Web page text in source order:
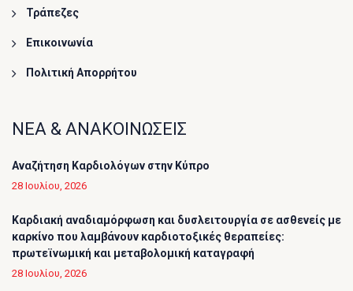
Τράπεζες
Επικοινωνία
Πολιτική Απορρήτου
ΝΕΑ & ΑΝΑΚΟΙΝΩΣΕΙΣ
Αναζήτηση Καρδιολόγων στην Κύπρο
28 Ιουλίου, 2026
Καρδιακή αναδιαμόρφωση και δυσλειτουργία σε ασθενείς με
καρκίνο που λαμβάνουν καρδιοτοξικές θεραπείες:
πρωτεϊνωμική και μεταβολομική καταγραφή
28 Ιουλίου, 2026